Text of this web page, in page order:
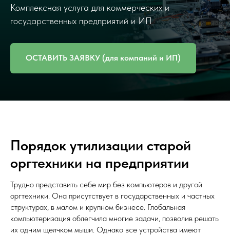
Комплексная услуга для коммерческих и
государственных предприятий и ИП
ОСТАВИТЬ ЗАЯВКУ (для компаний и ИП)
Порядок утилизации старой
оргтехники на предприятии
Трудно представить себе мир без компьютеров и другой
оргтехники. Она присутствует в государственных и частных
структурах, в малом и крупном бизнесе. Глобальная
компьютеризация облегчила многие задачи, позволив решать
их одним щелчком мыши. Однако все устройства имеют